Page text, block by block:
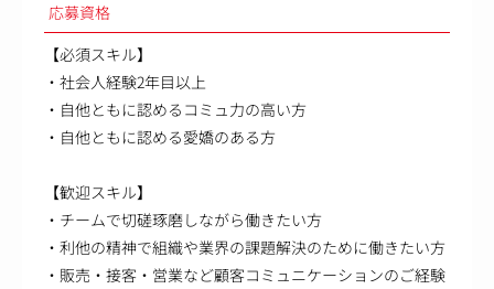
応募資格
【必須スキル】
・社会人経験2年目以上
・自他ともに認めるコミュ力の高い方
・自他ともに認める愛嬌のある方
【歓迎スキル】
・チームで切磋琢磨しながら働きたい方
・利他の精神で組織や業界の課題解決のために働きたい方
・販売・接客・営業など顧客コミュニケーションのご経験